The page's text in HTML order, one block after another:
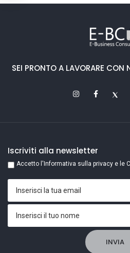
SEI PRONTO A LAVORARE CON
Iscriviti alla newsletter
Accetto l'Informativa sulla privacy e le